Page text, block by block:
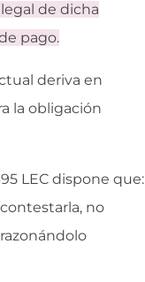
de dicha
pago.
deriva en
la obligación
LEC dispone que:
no